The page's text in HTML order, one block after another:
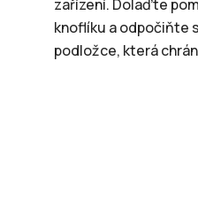
zařízení. Dolaďte
knoflíku a odpočiňte
podložce, která